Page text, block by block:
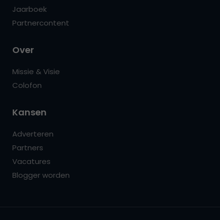
Jaarboek
Partnercontent
Over
Missie & Visie
Colofon
Kansen
Adverteren
Partners
Vacatures
Blogger worden